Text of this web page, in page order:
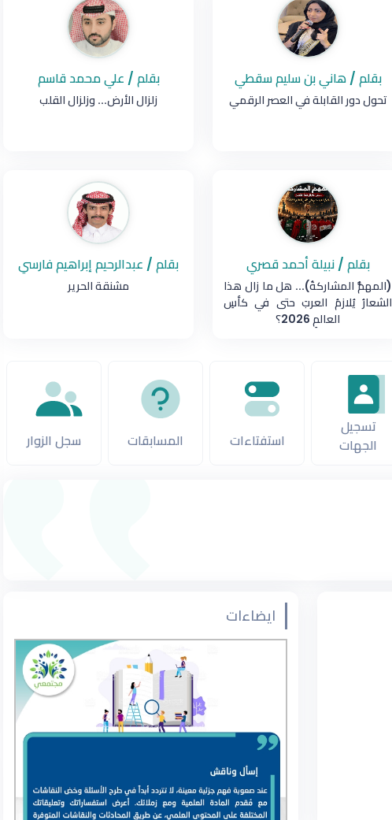
بقلم / هاني بن سليم سقطي
تحول دور القابلة في العصر الرقمي
بقلم / علي محمد قاسم
زلزال الأرض... وزلزال القلب
بقلم / نبيلة أحمد قصري
(المهمُّ المشاركةُ)... هل ما زال هذا
الشعارُ يُلازمُ العربَ حتى في كأسِ
العالمِ 2026؟
بقلم / عبدالرحيم إبراهيم فارسي
مشنقة الحرير
تسجيل
الجهات
استفتاءات المسابقات سجل الزوار
ايضاءات